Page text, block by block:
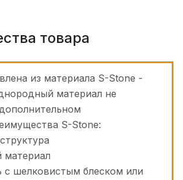
товара
из материала S-Stone -
материал не
S-Stone:
материал
с шелковистым блеском или